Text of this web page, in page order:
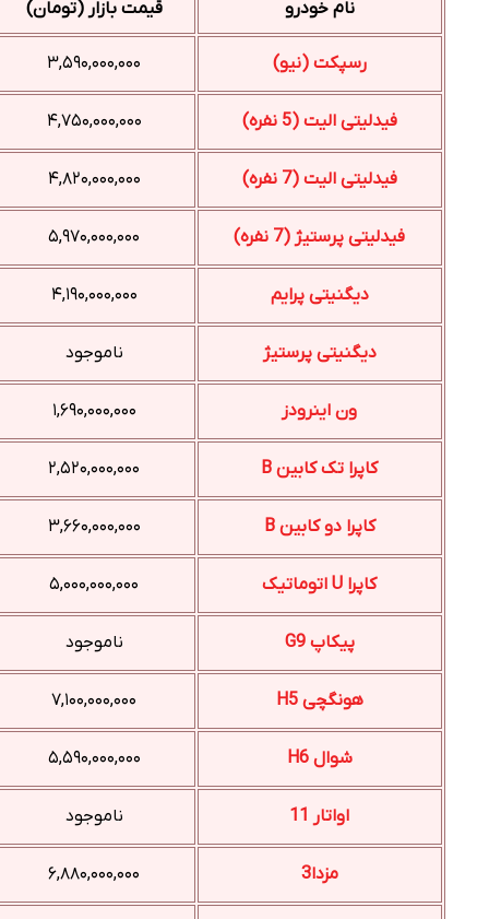
نام خودرو قیمت بازار (تومان)
رسپکت (نیو) ۳,۵۹۰,۰۰۰,۰۰۰
فیدلیتی الیت (5 نفره) ۴,۷۵۰,۰۰۰,۰۰۰
فیدلیتی الیت (7 نفره) ۴,۸۲۰,۰۰۰,۰۰۰
فیدلیتی پرستیژ (7 نفره) ۵,۹۷۰,۰۰۰,۰۰۰
دیگنیتی پرایم ۴,۱۹۰,۰۰۰,۰۰۰
دیگنیتی پرستیژ ناموجود
ون اینرودز ۱,۶۹۰,۰۰۰,۰۰۰
کاپرا تک کابین B ۲,۵۲۰,۰۰۰,۰۰۰
کاپرا دو کابین B ۳,۶۶۰,۰۰۰,۰۰۰
کاپرا U اتوماتیک ۵,۰۰۰,۰۰۰,۰۰۰
پیکاپ G9 ناموجود
هونگچی H5 ۷,۱۰۰,۰۰۰,۰۰۰
شوال H6 ۵,۵۹۰,۰۰۰,۰۰۰
اواتار 11 ناموجود
مزدا3 ۶,۸۸۰,۰۰۰,۰۰۰